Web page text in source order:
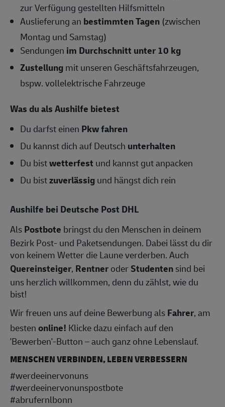
zur Verfügung gestellten Hilfsmitteln
Auslieferung an bestimmten Tagen (zwischen
Montag und Samstag)
Sendungen im Durchschnitt unter 10 kg
Zustellungmit unseren Geschäftsfahrzeugen,
bspw. vollelektrische Fahrzeuge
Was du als Aushilfe bietest
Du darfst einen Pkw fahren
Du kannst dich auf Deutsch unterhalten
Du bistwetterfest und kannst gut anpacken
Du bistzuverlässigund hängst dich rein
Aushilfe bei Deutsche Post DHL
AlsPostbote bringst du den Menschen in deinem
Bezirk Post- und Paketsendungen. Dabei lässt du dir
von keinem Wetter die Laune verderben. Auch
Quereinsteiger, RentneroderStudentensind bei
uns herzlich willkommen, denn du zählst, wie du
bist!
Wir freuen uns auf deine Bewerbung alsFahrer, am
bestenonline! Klicke dazu einfach auf den
'Bewerben'-Button – auch ganz ohne Lebenslauf.
MENSCHEN VERBINDEN, LEBEN VERBESSERN
#werdeeinervonuns
#werdeeinervonunspostbote
#abrufernlbonn